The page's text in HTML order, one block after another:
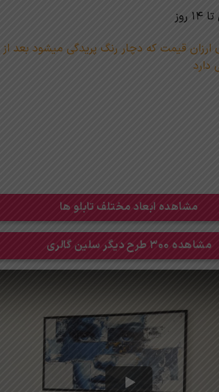
ارزان قیمت که دچار رنگ پریدگی میشود بعد
دارد
مشاهده ابعاد مختلف تابلو ها
مشاهده 300 طرح دیگر سلین گالری